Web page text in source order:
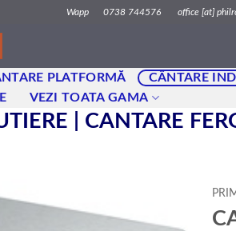
Wapp 0738 744576 office [at]
PLATFORMĂ CÂNTARE
VEZI TOATA GAMA
| CANTARE